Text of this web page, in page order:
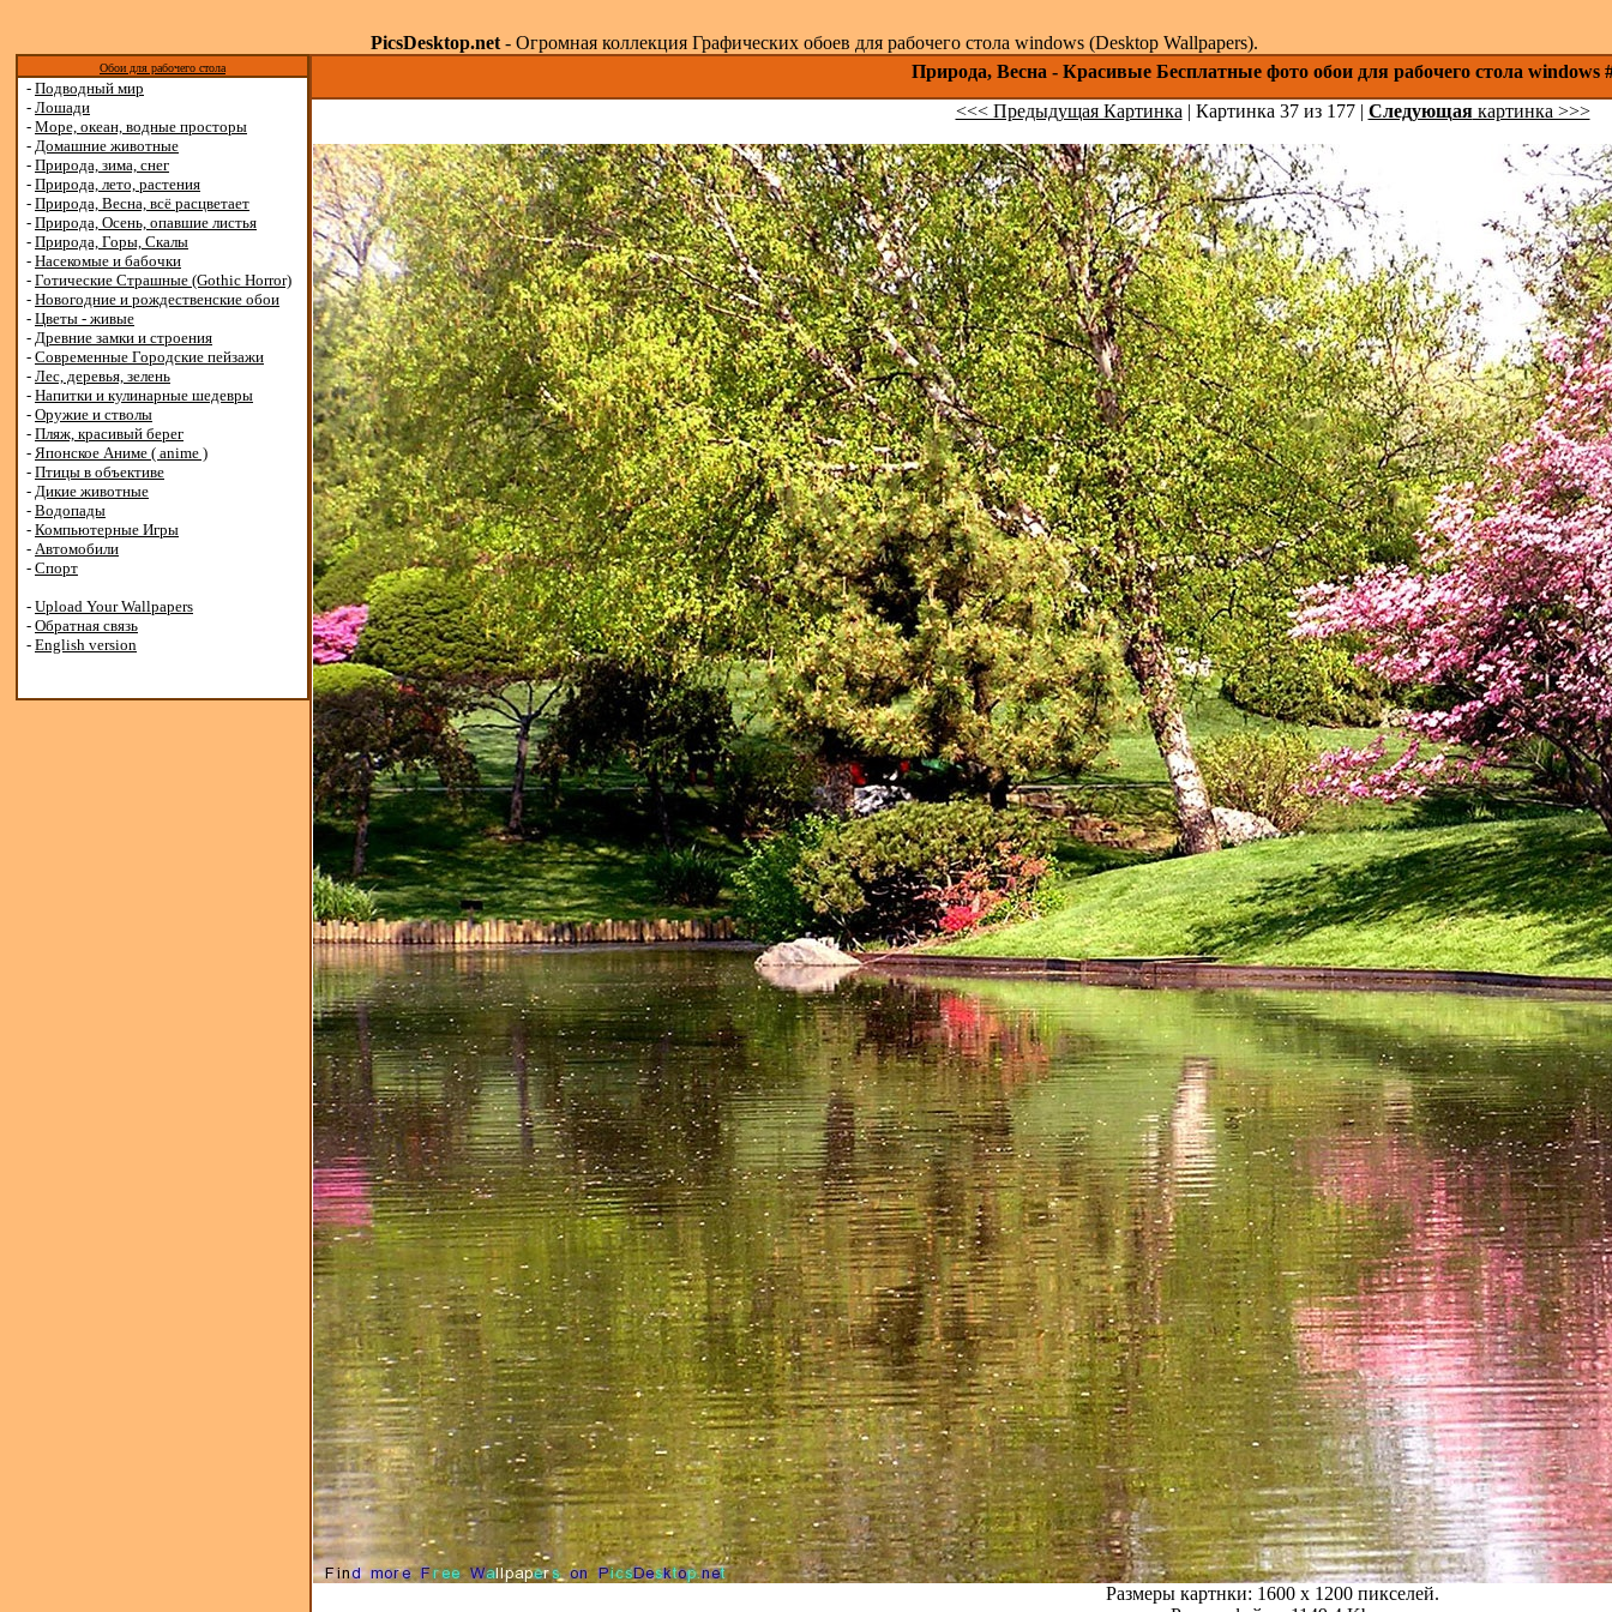
PicsDesktop.net- Огромная коллекция Графических обоев для рабочего стола windows (Desktop Wallpapers).
Обои для рабочего стола
- Подводный мир
- Лошади
- Море, океан, водные просторы
- Домашние животные
- Природа, зима, снег
- Природа, лето, растения
- Природа, Весна, всё расцветает
- Природа, Осень, опавшие листья
- Природа, Горы, Скалы
- Насекомые и бабочки
- Готические Страшные (Gothic Horror)
- Новогодние и рождественские обои
- Цветы - живые
- Древние замки и строения
- Современные Городские пейзажи
- Лес, деревья, зелень
- Напитки и кулинарные шедевры
- Оружие и стволы
- Пляж, красивый берег
- Японское Аниме ( anime )
- Птицы в объективе
- Дикие животные
- Водопады
- Компьютерные Игры
- Автомобили
- Спорт
- Upload Your Wallpapers
- Обратная связь
- English version
Природа, Весна - Красивые Бесплатные фото обои для рабочего стола windows
<<< Предыдущая Картинка | Картинка 37 из 177 | Следующаякартинка >>>
Размеры картнки: 1600 x 1200 пикселей.